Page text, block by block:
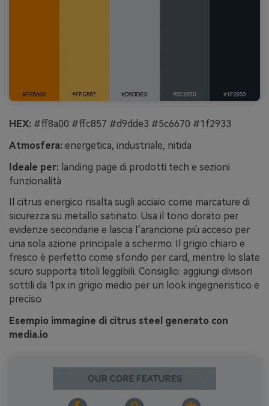
HEX: #ff8a00 #ffc857 #d9dde3 #5c6670 #1f2933
Atmosfera: energetica, industriale, nitida
Ideale per: landing page di prodotti tech e sezioni
funzionalità
Il citrus energico risalta sugli acciaio come marcature di
sicurezza su metallo satinato. Usa il tono dorato per
evidenze secondarie e lascia l’arancione più acceso per
una sola azione principale a schermo. Il grigio chiaro e
fresco è perfetto come sfondo per card, mentre lo slate
scuro supporta titoli leggibili. Consiglio: aggiungi divisori
sottili da 1px in grigio medio per un look ingegneristico e
preciso.
Esempio immagine di citrus steel generato con
media.io